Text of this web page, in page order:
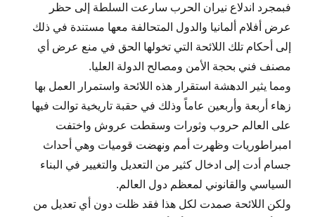
فبمجرد اندلاع نيران الحرب سارعت السلطة إلى حظر
عرض أفلام ألمانيا والدول المتحالفة معها مستندة في ذلك
إلى أحكام تلك اللائحة التي تخولها الحق في منع عرض أي
مصنف فني بحجة الأمن ومصالح الدولة العليا.
ومما يثير الدهشة استقرار هذه اللائحة واستمرار العمل بها
زهاء أربعة وأربعين عاماً وذلك في حقبة تاريخية توالت فيها
على العالم حروب وثورات وسقطت عروش واختفت
امبراطوريات وظهرت أمم ونهضت قوميات وهي أحداث
جسام أدت إلى ادخال كثير من التعديل والتغيير في البناء
السياسي والقانوني لمعظم دول العالم.
ولكن اللائحة صمدت لكل هذا فقد ظلت دون أي تعديل من